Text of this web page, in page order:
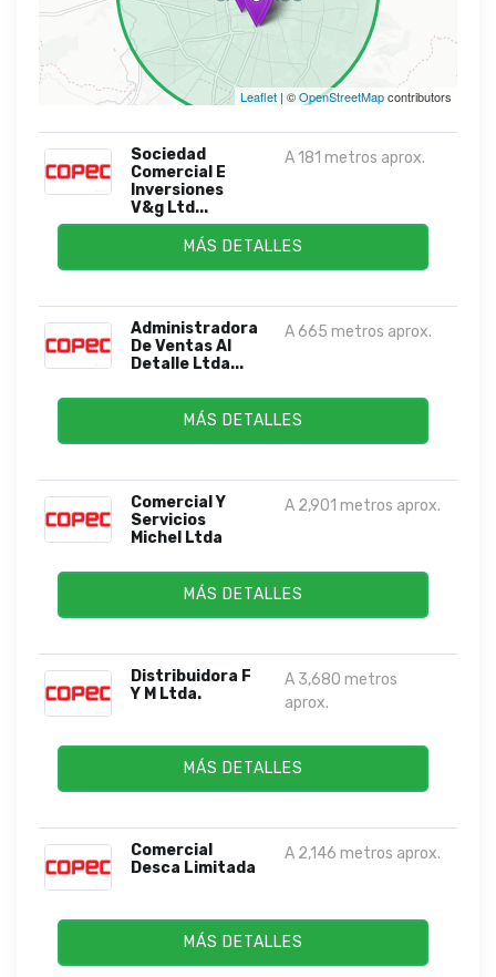
Leaflet | ©OpenStreetMapcontributors
Sociedad
Comercial E
Inversiones
V&g Ltd...
A 181 metros aprox.
MÁS DETALLES
Administradora
De Ventas Al
Detalle Ltda...
A 665 metros aprox.
MÁS DETALLES
Comercial Y
Servicios
Michel Ltda
A 2,901 metros aprox.
MÁS DETALLES
Distribuidora F
Y M Ltda.
A 3,680 metros
aprox.
MÁS DETALLES
Comercial
Desca Limitada
A 2,146 metros aprox.
MÁS DETALLES